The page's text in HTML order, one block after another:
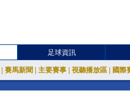
足球資訊
賽馬新聞 主要賽事 視聽播放區 國際